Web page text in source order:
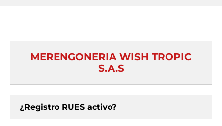
MERENGONERIA WISH TROPIC
S.A.S
¿Registro RUES activo?